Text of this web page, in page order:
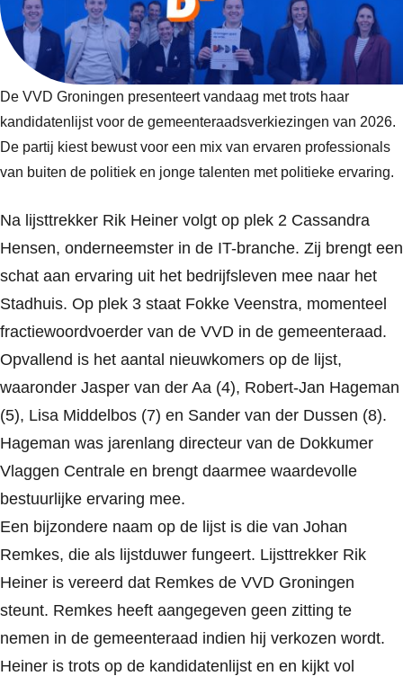
De VVD Groningen presenteert vandaag met trots haar
kandidatenlijst voor de gemeenteraadsverkiezingen van 2026.
De partij kiest bewust voor een mix van ervaren professionals
van buiten de politiek en jonge talenten met politieke ervaring.
Na lijsttrekker Rik Heiner volgt op plek 2 Cassandra
Hensen, onderneemster in de IT-branche. Zij brengt een
schat aan ervaring uit het bedrijfsleven mee naar het
Stadhuis. Op plek 3 staat Fokke Veenstra, momenteel
fractiewoordvoerder van de VVD in de gemeenteraad.
Opvallend is het aantal nieuwkomers op de lijst,
waaronder Jasper van der Aa (4), Robert-Jan Hageman
(5), Lisa Middelbos (7) en Sander van der Dussen (8).
Hageman was jarenlang directeur van de Dokkumer
Vlaggen Centrale en brengt daarmee waardevolle
bestuurlijke ervaring mee.
Een bijzondere naam op de lijst is die van Johan
Remkes, die als lijstduwer fungeert. Lijsttrekker Rik
Heiner is vereerd dat Remkes de VVD Groningen
steunt. Remkes heeft aangegeven geen zitting te
nemen in de gemeenteraad indien hij verkozen wordt.
Heiner is trots op de kandidatenlijst en en kijkt vol